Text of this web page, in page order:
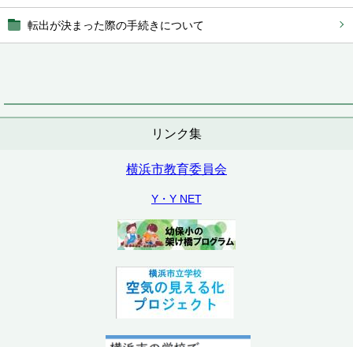
転出が決まった際の手続きについて
リンク集
横浜市教育委員会
Y・Y NET